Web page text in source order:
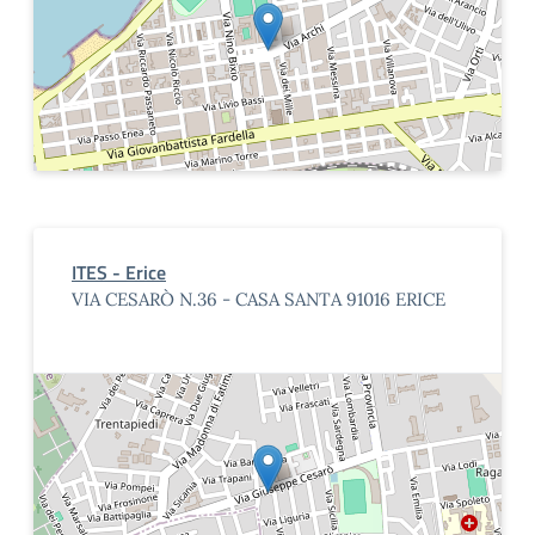
ITES - Erice
VIA CESARÒ N.36 - CASA SANTA 91016 ERICE